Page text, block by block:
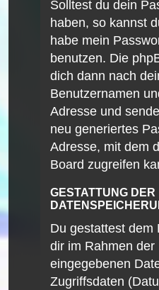
Solltest du dein
haben, so kannst
habe mein
benutzen. Die
dich dann nach
Benutzernamen
Adresse und
neu generiertes
Adresse, mit dem
Board zugreifen
GESTATTUNG DER
Du gestattest dem
dir im Rahmen der
eingegebenen
Zugriffsdaten